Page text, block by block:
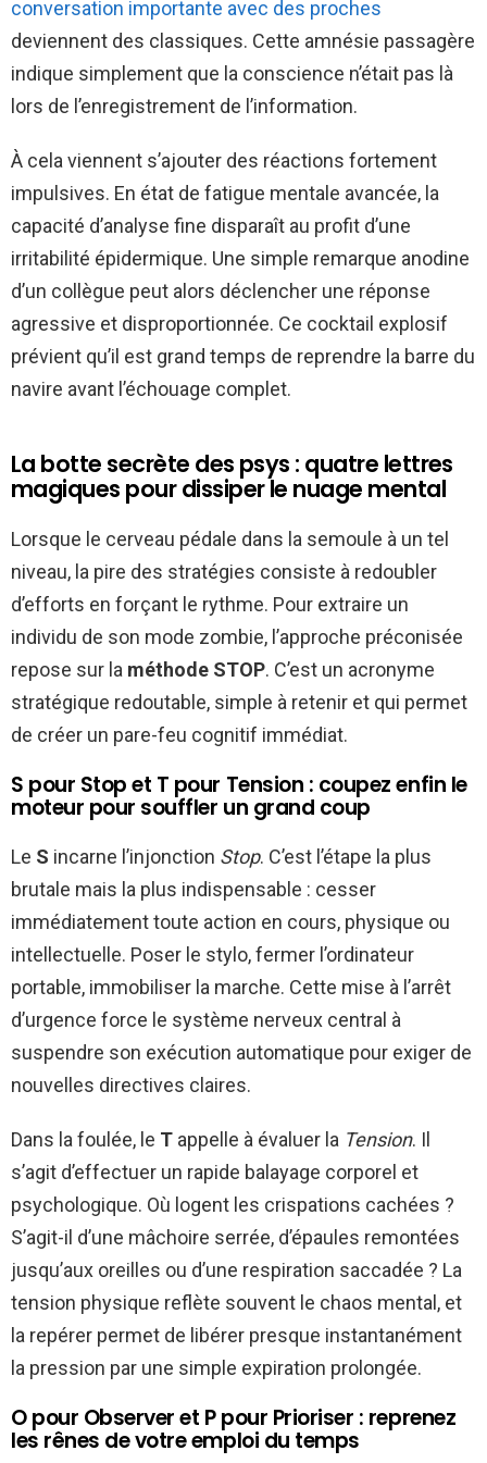
conversation importante avec des proches
deviennent des classiques. Cette amnésie passagère
indique simplement que la conscience n’était pas là
lors de l’enregistrement de l’information.
À cela viennent s’ajouter des réactions fortement
impulsives. En état de fatigue mentale avancée, la
capacité d’analyse fine disparaît au profit d’une
irritabilité épidermique. Une simple remarque anodine
d’un collègue peut alors déclencher une réponse
agressive et disproportionnée. Ce cocktail explosif
prévient qu’il est grand temps de reprendre la barre du
navire avant l’échouage complet.
La botte secrète des psys : quatre lettres
magiques pour dissiper le nuage mental
Lorsque le cerveau pédale dans la semoule à un tel
niveau, la pire des stratégies consiste à redoubler
d’efforts en forçant le rythme. Pour extraire un
individu de son mode zombie, l’approche préconisée
repose sur la méthode STOP. C’est un acronyme
stratégique redoutable, simple à retenir et qui permet
de créer un pare-feu cognitif immédiat.
S pour Stop et T pour Tension : coupez enfin le
moteur pour souffler un grand coup
Le S incarne l’injonction Stop. C’est l’étape la plus
brutale mais la plus indispensable : cesser
immédiatement toute action en cours, physique ou
intellectuelle. Poser le stylo, fermer l’ordinateur
portable, immobiliser la marche. Cette mise à l’arrêt
d’urgence force le système nerveux central à
suspendre son exécution automatique pour exiger de
nouvelles directives claires.
Dans la foulée, le T appelle à évaluer la Tension. Il
s’agit d’effectuer un rapide balayage corporel et
psychologique. Où logent les crispations cachées ?
S’agit-il d’une mâchoire serrée, d’épaules remontées
jusqu’aux oreilles ou d’une respiration saccadée ? La
tension physique reflète souvent le chaos mental, et
la repérer permet de libérer presque instantanément
la pression par une simple expiration prolongée.
O pour Observer et P pour Prioriser : reprenez
les rênes de votre emploi du temps